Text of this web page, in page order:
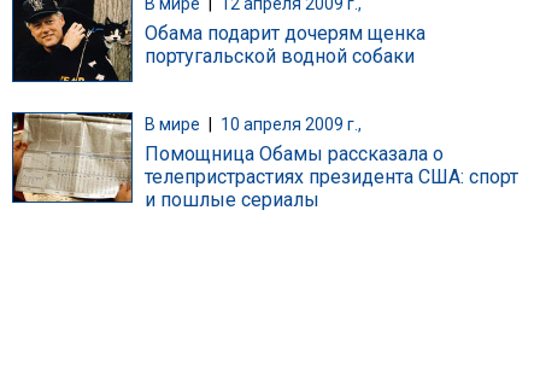
Обама подарит дочерям щенка
португальской водной собаки
В мире 10 апреля 2009 г.,
Помощница Обамы рассказала о
телепристрастиях президента США: спорт
и пошлые сериалы